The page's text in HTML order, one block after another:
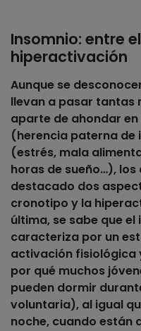
Insomnio: entre
hiperactivación
Aunque se
llevan a pasar tantas
aparte de ahondar en
(herencia paterna de
(estrés, mala
horas de sueño…),
destacado dos
cronotipo y la
última, se sabe que
caracteriza por un
activación fisiológica
por qué muchos
pueden dormir
voluntaria), al igual
noche, cuando están